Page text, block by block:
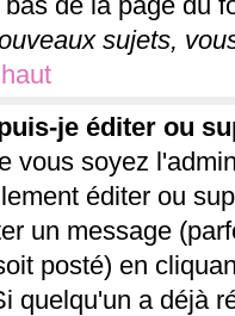
sujets,
je éditer ou
vous soyez
éditer ou
un message
posté) en
quelqu'un a déjà